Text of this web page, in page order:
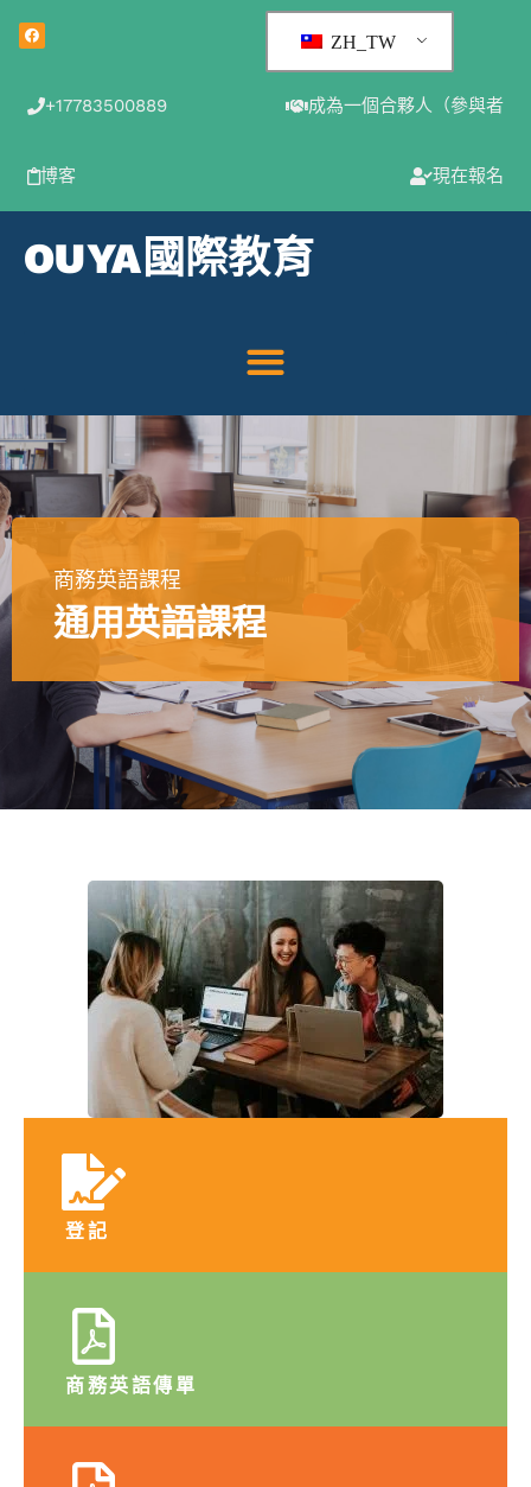
ZH_TW
+17783500889 成為一個合夥人（參與者
博客 現在報名
OUYA國際教育
商務英語課程
通用英語課程
登記
商務英語傳單